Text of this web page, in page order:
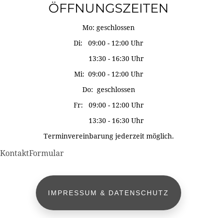
ÖFFNUNGSZEITEN
Mo: geschlossen
Di: 09:00 - 12:00 Uhr
13:30 - 16:30 Uhr
Mi: 09:00 - 12:00 Uhr
Do: geschlossen
Fr: 09:00 - 12:00 Uhr
13:30 - 16:30 Uhr
Terminvereinbarung jederzeit möglich.
KontaktFormular
IMPRESSUM & DATENSCHUTZ